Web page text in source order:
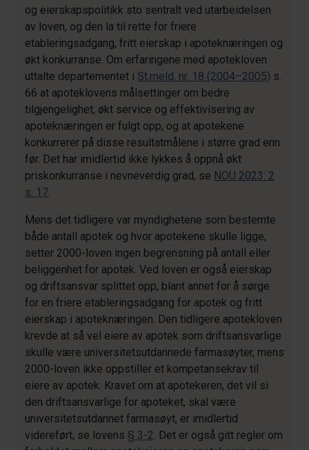
og eierskapspolitikk sto sentralt ved utarbeidelsen
av loven, og den la til rette for friere
etableringsadgang, fritt eierskap i apoteknæringen og
økt konkurranse. Om erfaringene med apotekloven
uttalte departementet i St.meld. nr. 18 (2004–2005) s.
66 at apoteklovens målsettinger om bedre
tilgjengelighet, økt service og effektivisering av
apoteknæringen er fulgt opp, og at apotekene
konkurrerer på disse resultatmålene i større grad enn
før. Det har imidlertid ikke lykkes å oppnå økt
priskonkurranse i nevneverdig grad, se NOU 2023: 2
s. 17.
Mens det tidligere var myndighetene som bestemte
både antall apotek og hvor apotekene skulle ligge,
setter 2000-loven ingen begrensning på antall eller
beliggenhet for apotek. Ved loven er også eierskap
og driftsansvar splittet opp, blant annet for å sørge
for en friere etableringsadgang for apotek og fritt
eierskap i apoteknæringen. Den tidligere apotekloven
krevde at så vel eiere av apotek som driftsansvarlige
skulle være universitetsutdannede farmasøyter, mens
2000-loven ikke oppstiller et kompetansekrav til
eiere av apotek. Kravet om at apotekeren, det vil si
den driftsansvarlige for apoteket, skal være
universitetsutdannet farmasøyt, er imidlertid
videreført, se lovens § 3-2. Det er også gitt regler om